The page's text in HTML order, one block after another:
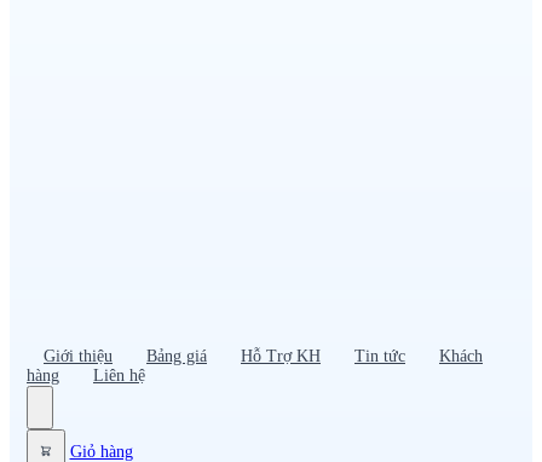
Giới thiệu Bảng giá Hỗ Trợ KH Tin tức
Khách
hàng
Liên hệ
Giỏ hàng